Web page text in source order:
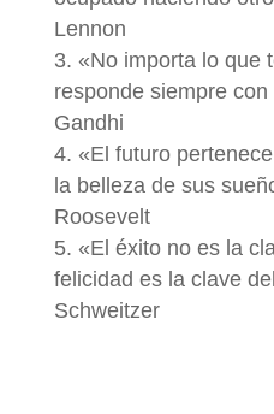
Lennon
«No importa lo que
responde siempre
Gandhi
«El futuro
la belleza de sus
Roosevelt
«El éxito no es la
felicidad es la clave
Schweitzer